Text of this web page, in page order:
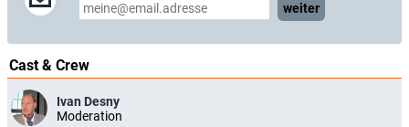
weiter
Cast & Crew
Ivan Desny
Moderation